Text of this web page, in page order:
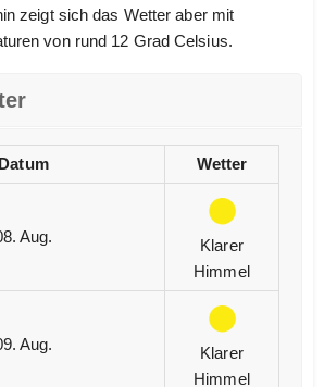
zeigt sich das Wetter aber mit
von rund 12 Grad Celsius.
Datum Wetter
Aug.
Klarer
Himmel
Aug.
Klarer
Himmel